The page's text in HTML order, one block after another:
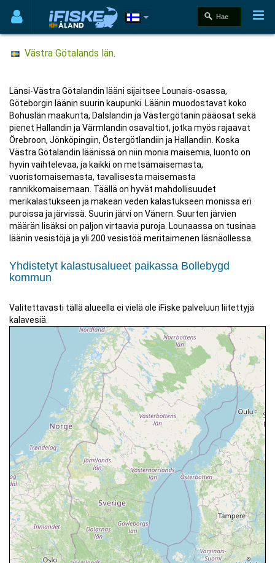
Västra Götalands län.
Länsi-Västra Götalandin lääni sijaitsee Lounais-osassa,
Göteborgin läänin suurin kaupunki. Läänin muodostavat koko
Bohuslän maakunta, Dalslandin ja Västergötanin pääosat sekä
pienet Hallandin ja Värmlandin osavaltiot, jotka myös rajaavat
Örebroon, Jönköpingiin, Östergötlandiin ja Hallandiin. Koska
Västra Götalandin läänissä on niin monia maisemia, luonto on
hyvin vaihtelevaa, ja kaikki on metsämaisemasta,
vuoristomaisemasta, tavallisesta maisemasta
rannikkomaisemaan. Täällä on hyvät mahdollisuudet
merikalastukseen ja makean veden kalastukseen monissa eri
puroissa ja järvissä. Suurin järvi on Vänern. Suurten järvien
määrän lisäksi on paljon virtaavia puroja. Lounaassa on tusinaa
läänin vesistöjä ja yli 200 vesistöä meritaimenen läsnäollessa.
Yhdistetyt kalastusalueet paikassa Bollebygd
kommun
Valitettavasti tällä alueella ei vielä ole iFiske palveluun liitettyjä
kalavesiä.